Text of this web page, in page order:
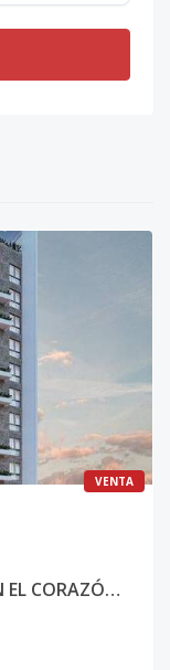
VENTA
LUJO EN SU MÁXIMA EXPRESIÓN EN EL CORAZÓN DE BELLA VISTA